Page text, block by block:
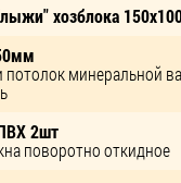
хозблока
потолок минеральной
2шт
поворотно откидное